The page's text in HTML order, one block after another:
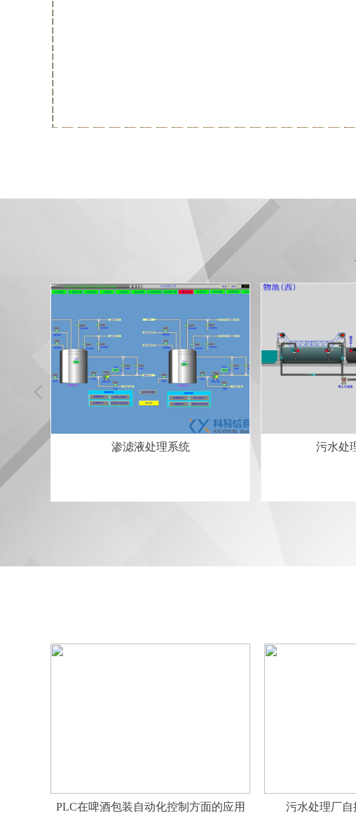
渗滤液处理系统 污水处
넳
PLC在啤酒包装自动化控制方面的应用 污水处理厂